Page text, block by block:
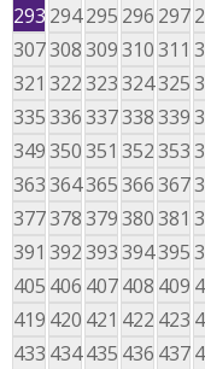
293 294295 296 297
307308309310311
321 322323324325
335336337338339
349350351 352353
363364365366367
377378379380381
391 392393394395
405 406 407408 409
419 420 421 422 423
433 434435 436 437